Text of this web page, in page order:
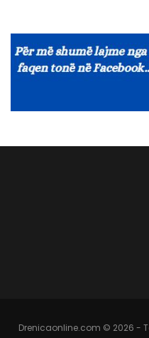
Drenicaonline.com © 2026 -